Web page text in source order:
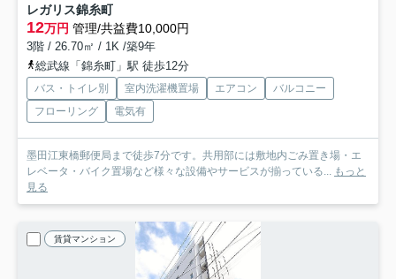
レガリス錦糸町
12万円 管理/共益費10,000円
3階 / 26.70㎡ / 1K /築9年
総武線「錦糸町」駅 徒歩12分
バス・トイレ別 室内洗濯機置場 エアコン
バルコニー
フローリング
電気有
墨田江東橋郵便局まで徒歩7分です。共用部には敷地内ごみ置き場・エ
レベータ・バイク置場など様々な設備やサービスが揃っている...
もっと
見る
賃貸マンション